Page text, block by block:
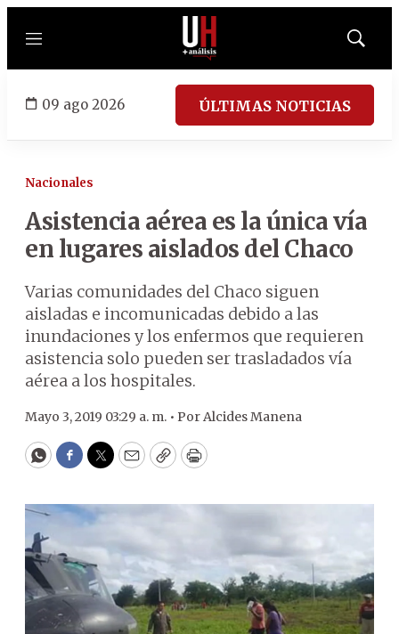
Menú
Mostrar
09 ago 2026 ÚLTIMAS NOTICIAS
Nacionales
Asistencia aérea es la única vía
en lugares aislados del Chaco
Varias comunidades del Chaco siguen
aisladas e incomunicadas debido a las
inundaciones y los enfermos que requieren
asistencia solo pueden ser trasladados vía
aérea a los hospitales.
Mayo 3, 2019 03:29 a. m. • PorAlcides Manena
WhatsApp
Facebook
Twitter
EmailCopyPrint